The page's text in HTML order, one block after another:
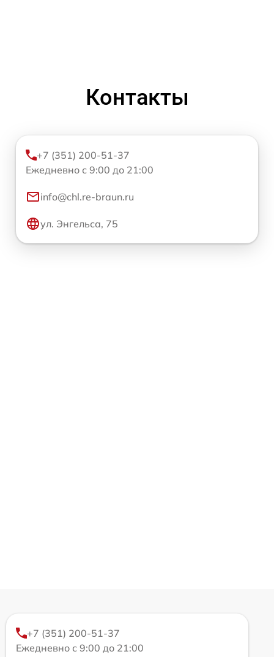
Контакты
+7 (351) 200-51-37
Ежедневно с 9:00 до 21:00
info@chl.re-braun.ru
ул. Энгельса, 75
+7 (351) 200-51-37
Ежедневно с 9:00 до 21:00